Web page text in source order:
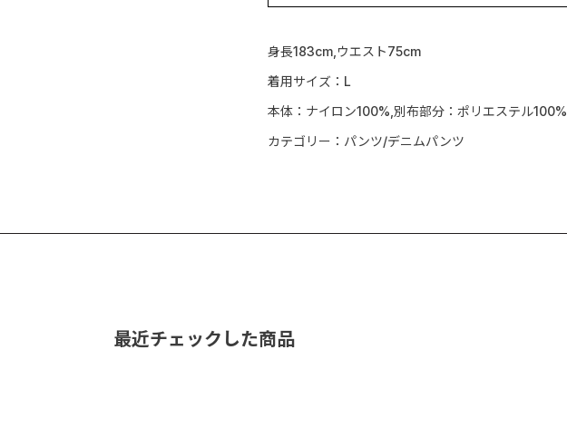
身長183cm,ウエスト75cm
着用サイズ：L
本体：ナイロン100%,別布部分：ポリエステル100%
カテゴリー：パンツ/デニムパンツ
最近チェックした商品